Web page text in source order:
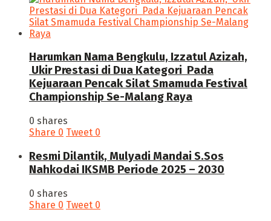
Harumkan Nama Bengkulu, Izzatul Azizah,
Ukir Prestasi di Dua Kategori Pada
Kejuaraan Pencak Silat Smamuda Festival
Championship Se-Malang Raya
0 shares
Share 0 Tweet 0
Resmi Dilantik, Mulyadi Mandai S.Sos
Nahkodai IKSMB Periode 2025 – 2030
0 shares
Share 0 Tweet 0